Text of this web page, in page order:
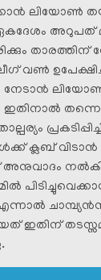
ലിയോൺ
ഏകദേശം അറുപത്
താരത്തിന്
വൺ
നേടാൻ
ഇതിനാൽ
ക്ലബ്‌ വിടാൻ
ഇതിന്